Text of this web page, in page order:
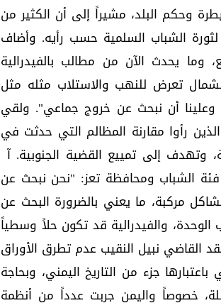
وحكم البلد، مشيراً إلى أن الكثير من
لثورة الشباب السلمية حسب رأيه. وأضاف
وما يحدث الآن من مطالب بالفيدرالية
تعرض للنهب والاستلاب مثله مثل
وعلينا أن نبحث عن خروج جماعي". ولقي
رأوا مقارنة المظالم التي حدثت في
وتهدف إلى تمييع القضية الجنوبية. آ
الشباب ومحافظة تعز: "نحن نبحث عن
مركبة، ما يعني بالضرورة البحث عن
والفيدرالية قد تكون حلاً وسطياً
القاضي نبيل النقيب عدم تطرق الأوراق
جزء من التاريخ اليمني، وبحاجة
خصوصاً واليمن جربت عدداً من أنظمة